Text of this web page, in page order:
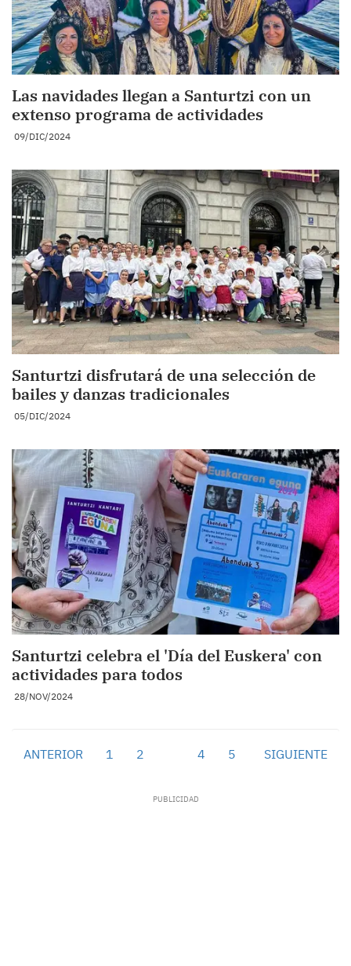
Las navidades llegan a Santurtzi con un
extenso programa de actividades
09/DIC/2024
Santurtzi disfrutará de una selección de
bailes y danzas tradicionales
05/DIC/2024
Santurtzi celebra el 'Día del Euskera' con
actividades para todos
28/NOV/2024
ANTERIOR 1 2 4 5 SIGUIENTE